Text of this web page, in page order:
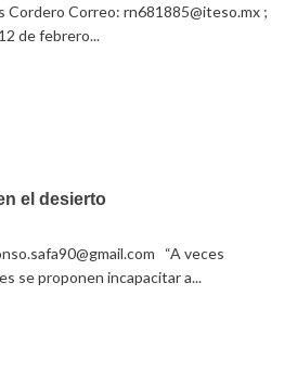
Cordero Correo: rn681885@iteso.mx ;
de febrero...
el desierto
“A veces
se proponen incapacitar a...